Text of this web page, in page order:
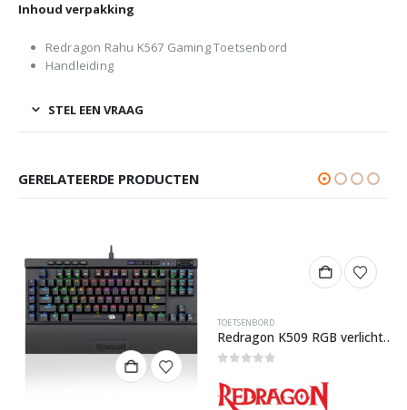
Inhoud verpakking
Redragon Rahu K567 Gaming Toetsenbord
Handleiding
STEL EEN VRAAG
GERELATEERDE PRODUCTEN